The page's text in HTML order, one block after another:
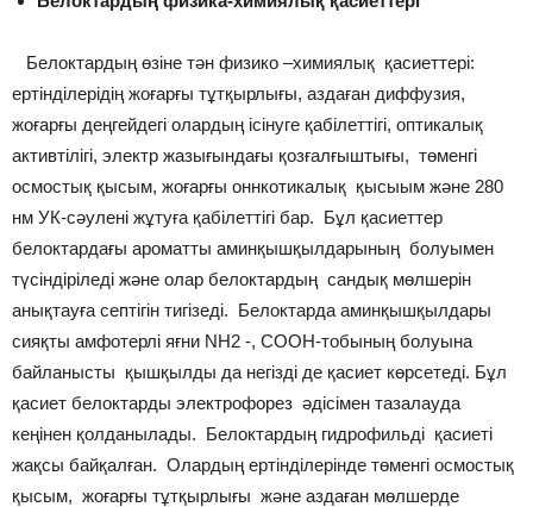
Белоктардың өзіне тән физико –химиялық қасиеттері:
ертінділерідің жоғарғы тұтқырлығы, аздаған диффузия,
жоғарғы деңгейдегі олардың ісінуге қабілеттігі, оптикалық
активтілігі, электр жазығындағы қозғалғыштығы, төменгі
осмостық қысым, жоғарғы оннкотикалық қысыым және 280
нм УК-сәулені жұтуға қабілеттігі бар. Бұл қасиеттер
белоктардағы ароматты аминқышқылдарының болуымен
түсіндіріледі және олар белоктардың сандық мөлшерін
анықтауға септігін тигізеді. Белоктарда аминқышқылдары
сияқты амфотерлі яғни NH2 -, COOH-тобының болуына
байланысты қышқылды да негізді де қасиет көрсетеді. Бұл
қасиет белоктарды электрофорез әдісімен тазалауда
кеңінен қолданылады. Белоктардың гидрофильді қасиеті
жақсы байқалған. Олардың ертінділерінде төменгі осмостық
қысым, жоғарғы тұтқырлығы және аздаған мөлшерде